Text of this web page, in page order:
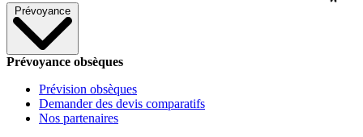
Prévoyance
Prévoyance obsèques
Prévision obsèques
Demander des devis comparatifs
Nos partenaires